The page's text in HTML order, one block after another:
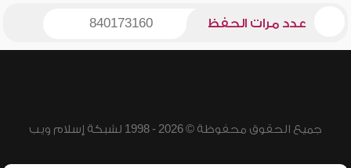
عدد مرات الحفظ 840173160
جميع الحقوق محفوظة © 2026 - 1998 لشبكة إسلام ويب